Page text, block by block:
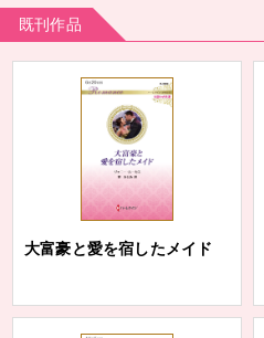
既刊作品
大富豪と愛を宿したメイド